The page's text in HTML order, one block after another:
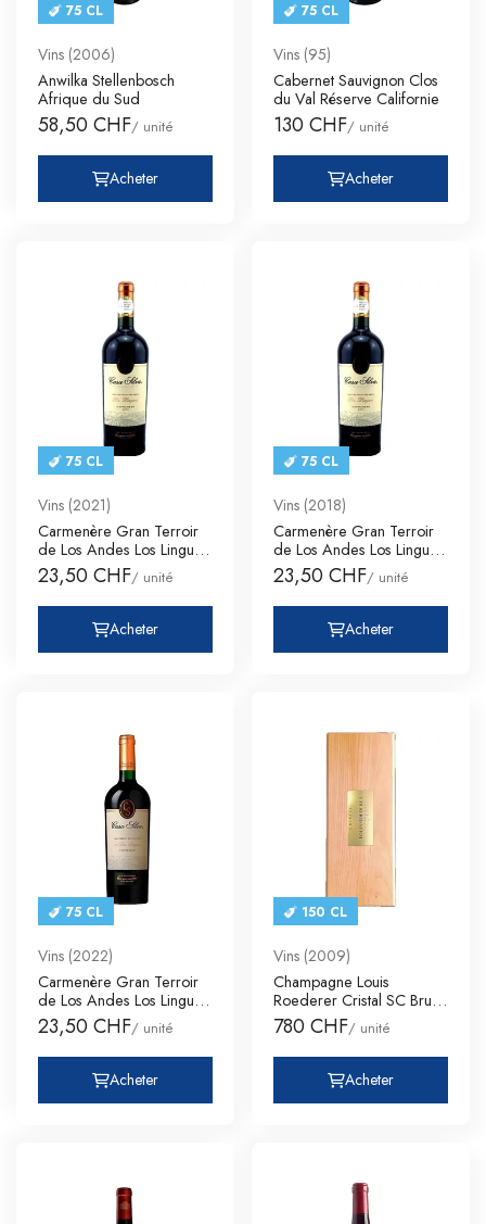
75 CL
Vins (2006)
Anwilka Stellenbosch
Afrique du Sud
58,50 CHF/ unité
Acheter
75 CL
Vins (95)
Cabernet Sauvignon Clos
du Val Réserve Californie
130 CHF/ unité
Acheter
75 CL
Vins (2021)
Carmenère Gran Terroir
de Los Andes Los Lingues
C
23,50 CHF/ unité
Acheter
75 CL
Vins (2018)
Carmenère Gran Terroir
de Los Andes Los Lingues
C
23,50 CHF/ unité
Acheter
75 CL
Vins (2022)
Carmenère Gran Terroir
de Los Andes Los Lingues
C
23,50 CHF/ unité
Acheter
150 CL
Vins (2009)
Champagne Louis
Roederer Cristal SC Brut
Millesim
780 CHF/ unité
Acheter